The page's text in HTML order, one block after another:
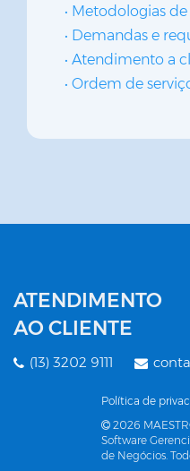
Metodologias
Demandas e
Atendimento a
Ordem de
ATENDIMENTO
AO CLIENTE
(13) 3202 9111
Política de
2026
Software
de Negócios.